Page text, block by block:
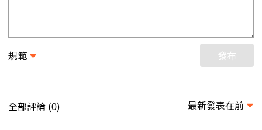
規範 發布
全部評論 (0) 最新發表在前